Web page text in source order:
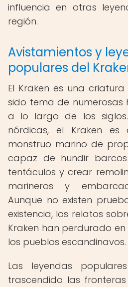
influencia en otras
región.
Avistamientos y
populares del
El Kraken es una
sido tema de numerosas
a lo largo de los
nórdicas, el Kraken es
monstruo marino de
capaz de hundir
tentáculos y crear
marineros y
Aunque no existen
existencia, los relatos
Kraken han perdurado
los pueblos escandinavos.
Las leyendas
trascendido las